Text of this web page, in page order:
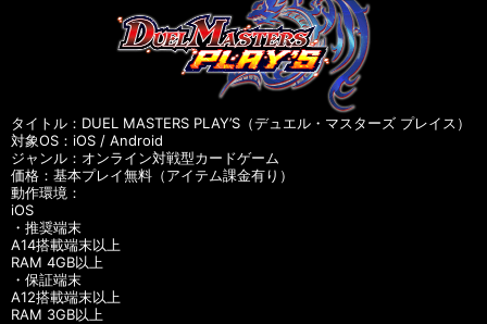
タイトル：DUEL MASTERS PLAY’S（デュエル・マスターズ プレイス）
対象OS：iOS / Android
ジャンル：オンライン対戦型カードゲーム
価格：基本プレイ無料（アイテム課金有り）
動作環境：
iOS
・推奨端末
A14搭載端末以上
RAM 4GB以上
・保証端末
A12搭載端末以上
RAM 3GB以上